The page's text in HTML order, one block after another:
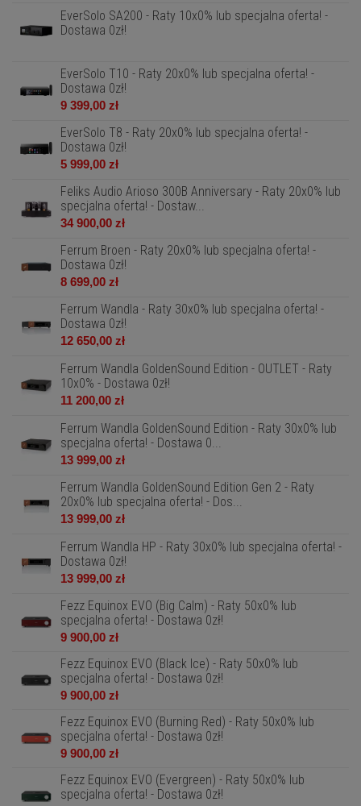
EverSolo SA200 - Raty 10x0% lub specjalna oferta! -
Dostawa 0zł!
EverSolo T10 - Raty 20x0% lub specjalna oferta! -
Dostawa 0zł!
9 399,00 zł
EverSolo T8 - Raty 20x0% lub specjalna oferta! -
Dostawa 0zł!
5 999,00 zł
Feliks Audio Arioso 300B Anniversary - Raty 20x0% lub
specjalna oferta! - Dostaw...
34 900,00 zł
Ferrum Broen - Raty 20x0% lub specjalna oferta! -
Dostawa 0zł!
8 699,00 zł
Ferrum Wandla - Raty 30x0% lub specjalna oferta! -
Dostawa 0zł!
12 650,00 zł
Ferrum Wandla GoldenSound Edition - OUTLET - Raty
10x0% - Dostawa 0zł!
11 200,00 zł
Ferrum Wandla GoldenSound Edition - Raty 30x0% lub
specjalna oferta! - Dostawa 0...
13 999,00 zł
Ferrum Wandla GoldenSound Edition Gen 2 - Raty
20x0% lub specjalna oferta! - Dos...
13 999,00 zł
Ferrum Wandla HP - Raty 30x0% lub specjalna oferta! -
Dostawa 0zł!
13 999,00 zł
Fezz Equinox EVO (Big Calm) - Raty 50x0% lub
specjalna oferta! - Dostawa 0zł!
9 900,00 zł
Fezz Equinox EVO (Black Ice) - Raty 50x0% lub
specjalna oferta! - Dostawa 0zł!
9 900,00 zł
Fezz Equinox EVO (Burning Red) - Raty 50x0% lub
specjalna oferta! - Dostawa 0zł!
9 900,00 zł
Fezz Equinox EVO (Evergreen) - Raty 50x0% lub
specjalna oferta! - Dostawa 0zł!